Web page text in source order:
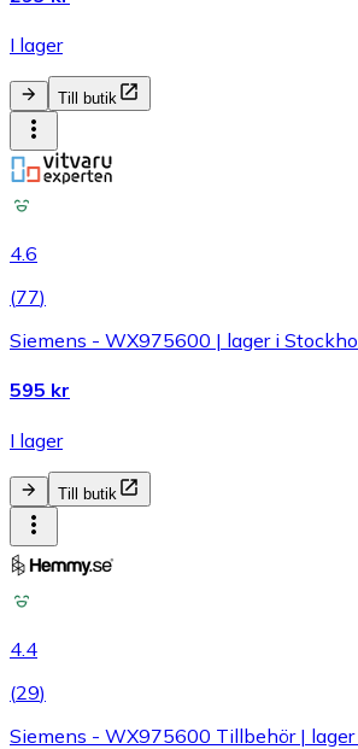
I lager
Till butik
4.6
(77)
Siemens - WX975600 | lager i
595 kr
I lager
Till butik
4.4
(29)
Siemens - WX975600 Tillbehör |